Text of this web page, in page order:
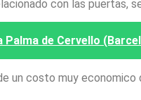
con las puertas,
Palma de Cervello
un costo muy